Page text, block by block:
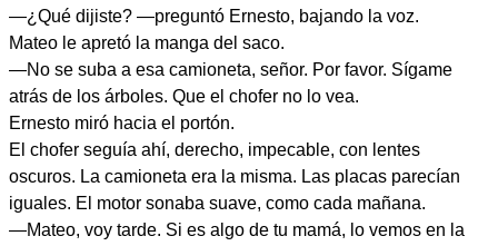
—¿Qué dijiste? —preguntó Ernesto, bajando la voz.
Mateo le apretó la manga del saco.
—No se suba a esa camioneta, señor. Por favor. Sígame
atrás de los árboles. Que el chofer no lo vea.
Ernesto miró hacia el portón.
El chofer seguía ahí, derecho, impecable, con lentes
oscuros. La camioneta era la misma. Las placas parecían
iguales. El motor sonaba suave, como cada mañana.
—Mateo, voy tarde. Si es algo de tu mamá, lo vemos en la